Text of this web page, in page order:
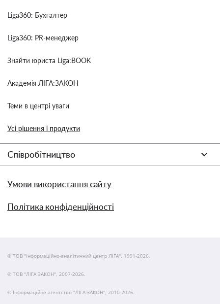
Liga360: Бухгалтер
Liga360: PR-менеджер
Знайти юриста Liga:BOOK
Академія ЛІГА:ЗАКОН
Теми в центрі уваги
Усі рішення і продукти
Співробітництво
Умови використання сайту
Політика конфіденційності
© ТОВ "інформаційно-аналітичний центр ЛІГА", 1991-2026.
© ТОВ "ЛІГА ЗАКОН", 2007-2026.
© Інформаційне агентство "ЛІГА:ЗАКОН", 2010-2026.